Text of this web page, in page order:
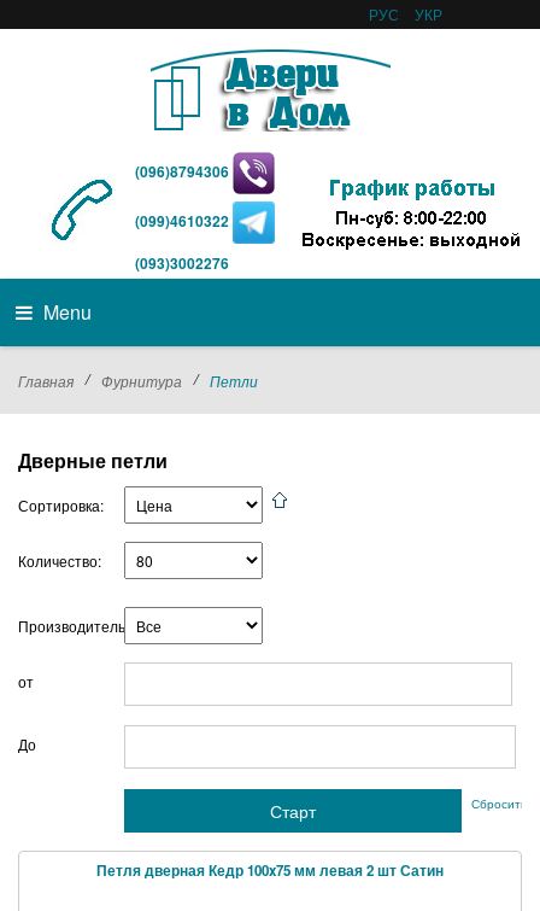
РУС УКР
(096)8794306
(099)4610322
(093)3002276
Menu
Главная / Фурнитура / Петли
Дверные петли
Сортировка:
Количество:
Производитель:
от
До
Сбросить
Петля дверная Кедр 100x75 мм левая 2 шт Сатин